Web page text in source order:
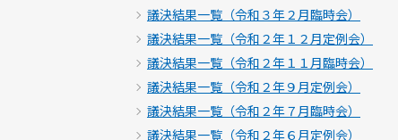
議決結果一覧（令和３年２月臨時会）
議決結果一覧（令和２年１２月定例会）
議決結果一覧（令和２年１１月臨時会）
議決結果一覧（令和２年９月定例会）
議決結果一覧（令和２年７月臨時会）
議決結果一覧（令和２年６月定例会）